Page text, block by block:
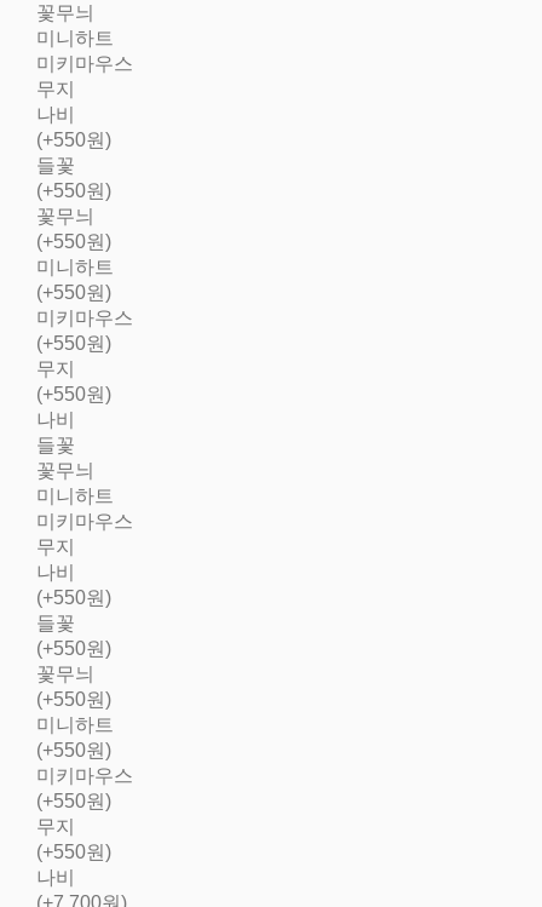
꽃무늬
미니하트
미키마우스
무지
나비
(+550원)
들꽃
(+550원)
꽃무늬
(+550원)
미니하트
(+550원)
미키마우스
(+550원)
무지
(+550원)
나비
들꽃
꽃무늬
미니하트
미키마우스
무지
나비
(+550원)
들꽃
(+550원)
꽃무늬
(+550원)
미니하트
(+550원)
미키마우스
(+550원)
무지
(+550원)
나비
(+7,700원)